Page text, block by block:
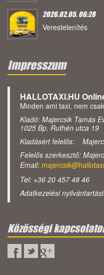
2026.02.05. 06:28
Verestelenítés
Impresszum
HALLOTAXI.HU
Minden ami taxi, nem
Kiadó: Majercsik Tamás
1025 Bp. Ruthén utca 19
Kiadásért felelős:
Felelős szerkesztő:
Email:
Tel: +36 20 457 48 46
Adatkezelési
Közösségi